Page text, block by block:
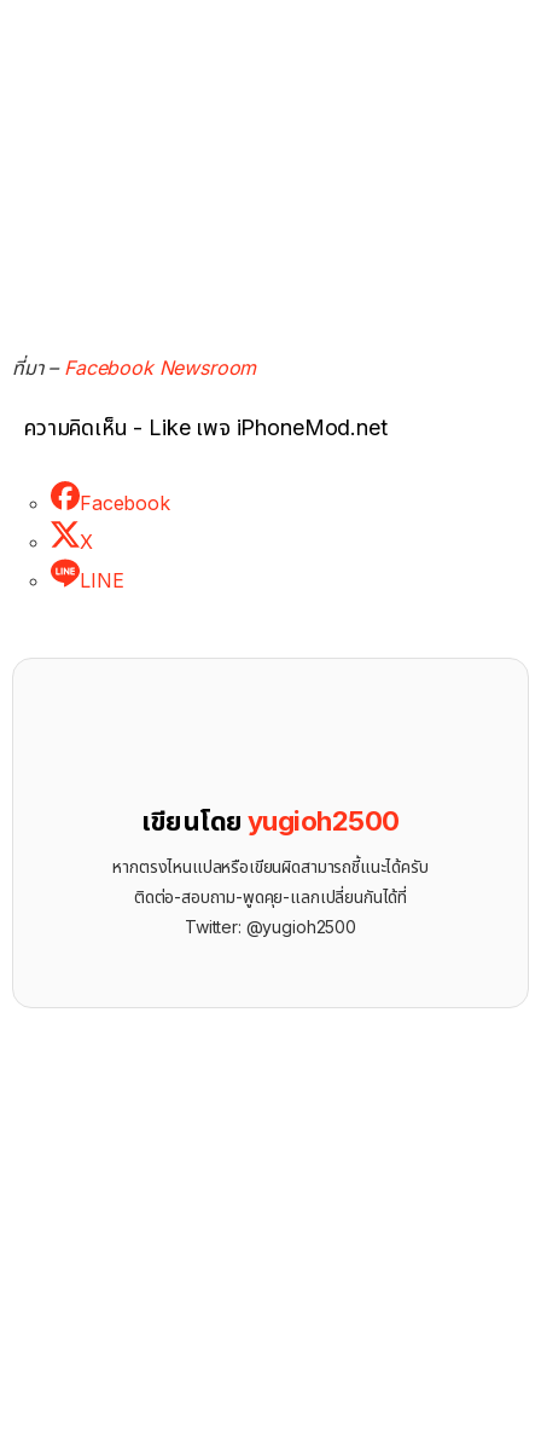
ที่มา – Facebook Newsroom
ความคิดเห็น - Like เพจ iPhoneMod.net
Facebook
X
LINE
เขียนโดยyugioh2500
หากตรงไหนแปลหรือเขียนผิดสามารถชี้แนะได้ครับ
ติดต่อ-สอบถาม-พูดคุย-แลกเปลี่ยนกันได้ที่
Twitter: @yugioh2500